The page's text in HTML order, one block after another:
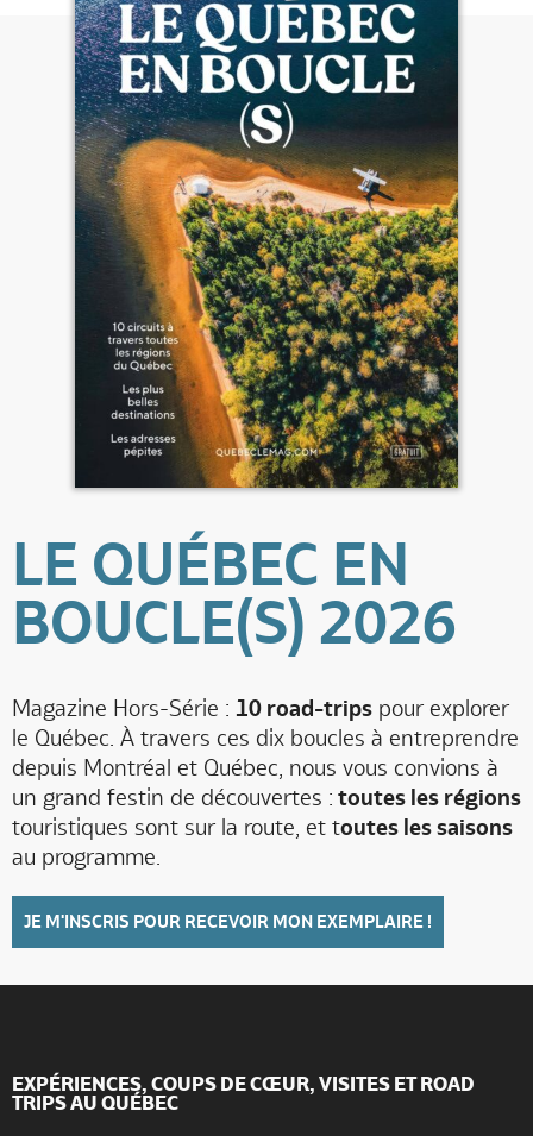
LE QUÉBEC EN
BOUCLE(S) 2026
Magazine Hors-Série : 10 road-trips pour explorer
le Québec. À travers ces dix boucles à entreprendre
depuis Montréal et Québec, nous vous convions à
un grand festin de découvertes : toutes les régions
touristiques sont sur la route, et toutes les saisons
au programme.
JE M'INSCRIS POUR RECEVOIR MON EXEMPLAIRE !
EXPÉRIENCES, COUPS DE CŒUR, VISITES ET ROAD
TRIPS AU QUÉBEC